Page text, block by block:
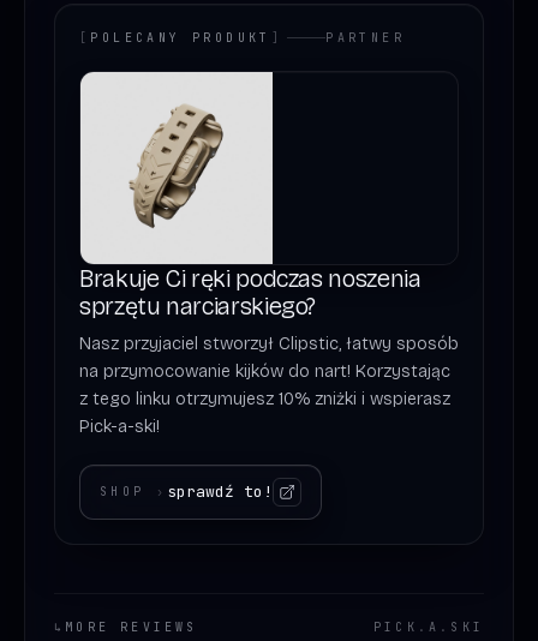
[ POLECANY PRODUKT ] PARTNER
Brakuje Ci ręki podczas noszenia
sprzętu narciarskiego?
Nasz przyjaciel stworzył Clipstic, łatwy sposób
na przymocowanie kijków do nart! Korzystając
z tego linku otrzymujesz 10% zniżki i wspierasz
Pick-a-ski!
SHOP › sprawdź to!
↳ MORE REVIEWS PICK . A . SKI